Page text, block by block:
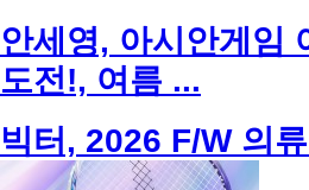
안세영, 아시안게임
도전!, 여름 ...
빅터, 2026 F/W 의